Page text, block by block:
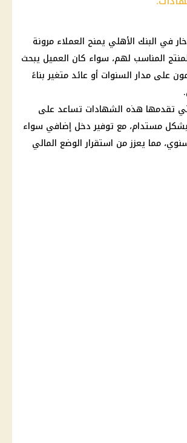
في البنك الأهلي يمنح العملاء مرونة
المناسب لهم، سواء كان العميل يبحث
على مدار السنوات أو عائد متغير بناءً
تقدمها هذه الشهادات تساعد على
مستدام، مع توفيردخل إضافي سواء
مما يعزز من استقرار الوضع المالي